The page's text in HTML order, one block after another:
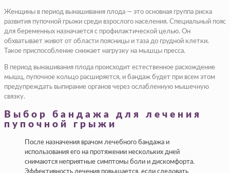
Женщины в период вынашивания плода — это основная группа риска
развития пупочной грыжи среди взрослого населения. Специальный пояс
для беременных назначается с профилактической целью. Он
обхватывает живот от области поясницы и таза до грудной клетки.
Такое приспособление снижает нагрузку на мышцы пресса.
В период вынашивания плода происходит естественное расхождение
мышц, пупочное кольцо расширяется, и бандаж будет при всем этом
предупреждать выпирание органов через ослабленную мышечную
связку.
Выбор бандажа для лечения
пупочной грыжи
После назначения врачом лечебного бандажа и
использования его на протяжении нескольких дней
снимаются неприятные симптомы боли и дискомфорта.